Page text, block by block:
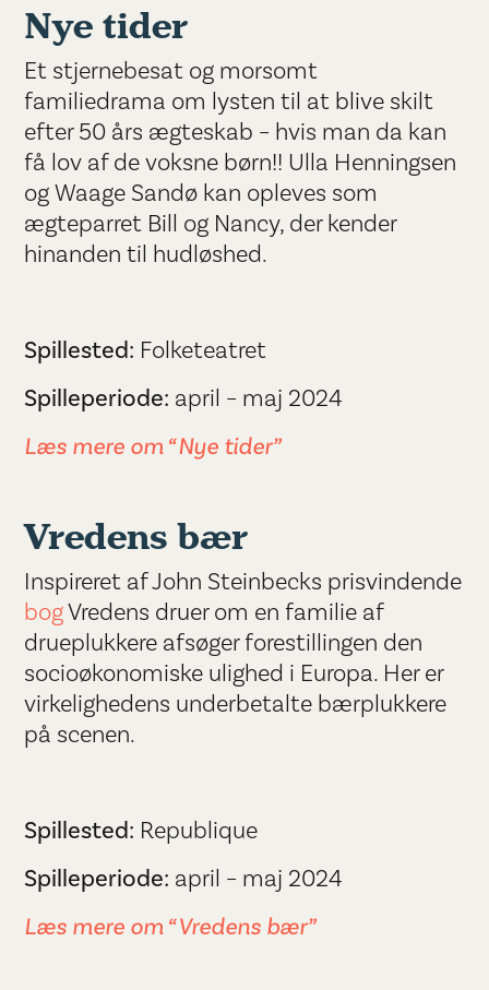
Nye tider
Et stjernebesat og morsomt
familiedrama om lysten til at blive skilt
efter 50 års ægteskab – hvis man da kan
få lov af de voksne børn!! Ulla Henningsen
og Waage Sandø kan opleves som
ægteparret Bill og Nancy, der kender
hinanden til hudløshed.
Spillested: Folketeatret
Spilleperiode: april – maj 2024
Læs mere om “Nye tider”
Vredens bær
Inspireret af John Steinbecks prisvindende
bogVredens druer om en familie af
drueplukkere afsøger forestillingen den
socioøkonomiske ulighed i Europa. Her er
virkelighedens underbetalte bærplukkere
på scenen.
Spillested: Republique
Spilleperiode: april – maj 2024
Læs mere om “Vredens bær”